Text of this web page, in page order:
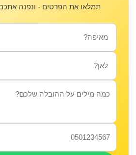
תמלאו את הפרטים - ונפנה אתכם